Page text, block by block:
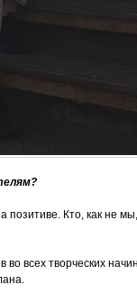
Кто, как не
всех творческих